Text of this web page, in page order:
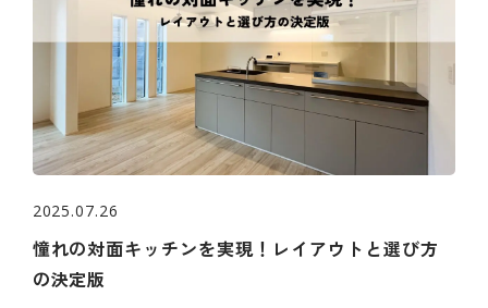
2025.07.26
憧れの対面キッチンを実現！レイアウトと選び方
の決定版